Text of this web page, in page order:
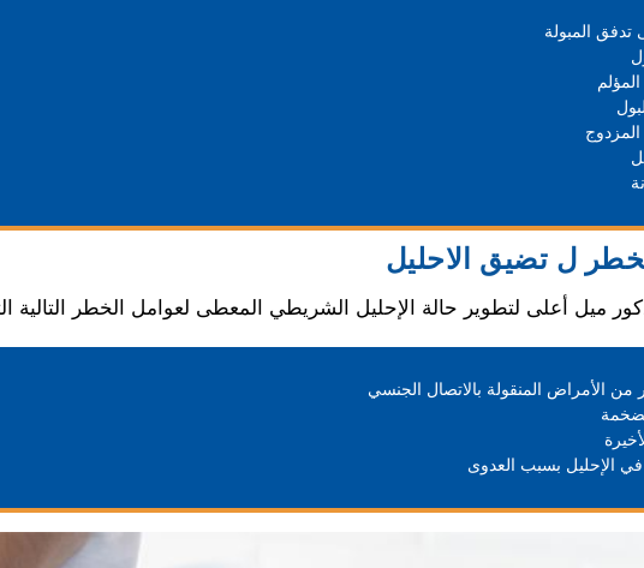
المبولة
ل تضيق الاحليل
ميل أعلى لتطوير حالة الإحليل الشريطي المعطى لعوامل الخطر التالية
من الأمراض المنقولة بالاتصال الجنسي
في الإحليل بسبب العدوى